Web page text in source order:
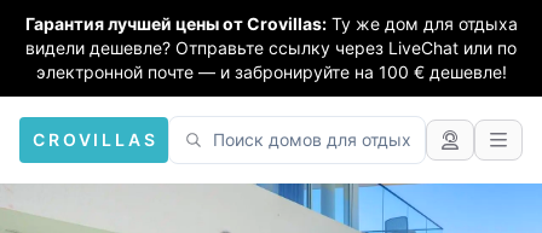
Гарантия лучшей цены от Crovillas: Ту же дом для отдыха
видели дешевле? Отправьте ссылку через LiveChat или по
электронной почте — и забронируйте на 100 € дешевле!
CROVILLAS